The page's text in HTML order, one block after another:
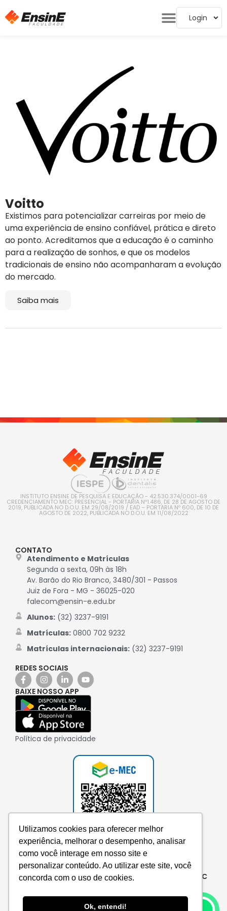
Utilizamos cookies para oferecer melhor
experiência, melhorar o desempenho, analisar
como você interage em nosso site e
personalizar conteúdo. Ao utilizar este site, você
concorda com o uso de cookies.
Ok, entendi!
Login
Voitto
Existimos para potencializar carreiras por meio de
uma experiência de ensino confiável, prática e direto
ao ponto. Acreditamos que a educação é o caminho
para a realização de sonhos, e que os modelos
tradicionais de ensino não acompanharam a evolução
do mercado.
Saiba mais
INSTITUTO ENSINE DE PESQUISA E EDUCAÇÃO - 42.530.374/0001-69
CREDENCIAMENTO MEC: PRESENCIAL - PORTARIA Nº1.486, DE 28 DE AGOSTO DE
2019, PUBLICADA NO D.O.U. EM 29/08/2019 / EAD – PORTARIA Nº 600, DE 10 DE
AGOSTO DE 2022, PUBLICADA NO D.O.U. EM 11/08/2022
CONTATO
Atendimento e Matrículas
Segunda a sexta, 09h às 18h
Av. Barão do Rio Branco, 3480/301 - Passos
Juiz de Fora - MG - 36025-020
falecom@ensin-e.edu.br
Alunos:(32) 3237-9191
Matrículas:0800 702 9232
Matrículas internacionais:(32) 3237-9191
REDES SOCIAIS
BAIXE NOSSO APP
Política de privacidade
Consulte aqui o cadastro da instituição no e-MEC